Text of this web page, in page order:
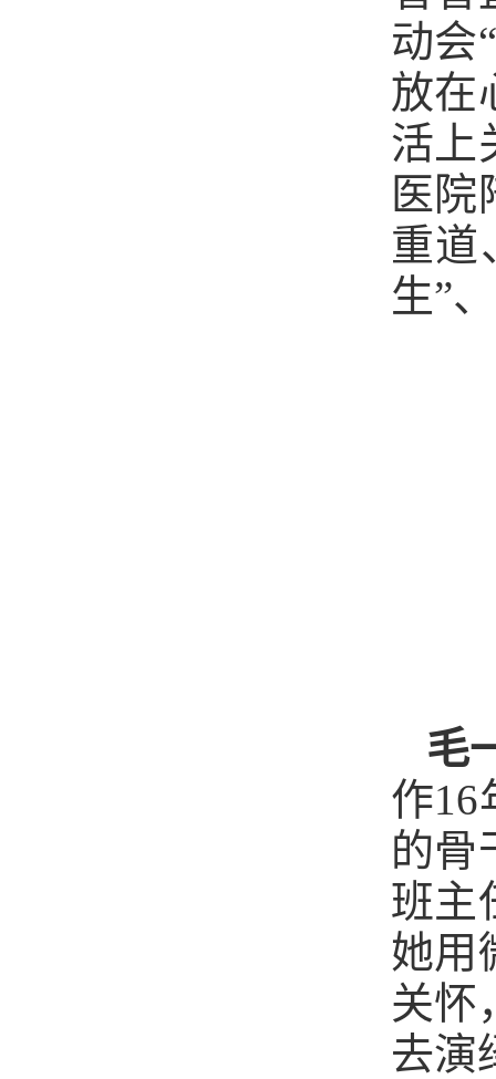
动会
放在
活上
医院
重道
生”
毛
作16
的骨
班主
她用
关怀
去演